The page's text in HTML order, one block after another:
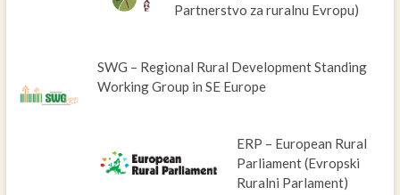
Partnerstvo za ruralnu Evropu)
SWG – Regional Rural Development Standing
Working Group in SE Europe
ERP – European Rural
Parliament (Evropski
Ruralni Parlament)